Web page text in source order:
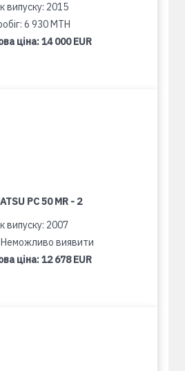
випуску: 2015
6 930 MTH
ціна:14 000 EUR
PC 50 MR - 2
випуску: 2007
Неможливо виявити
ціна:12 678 EUR